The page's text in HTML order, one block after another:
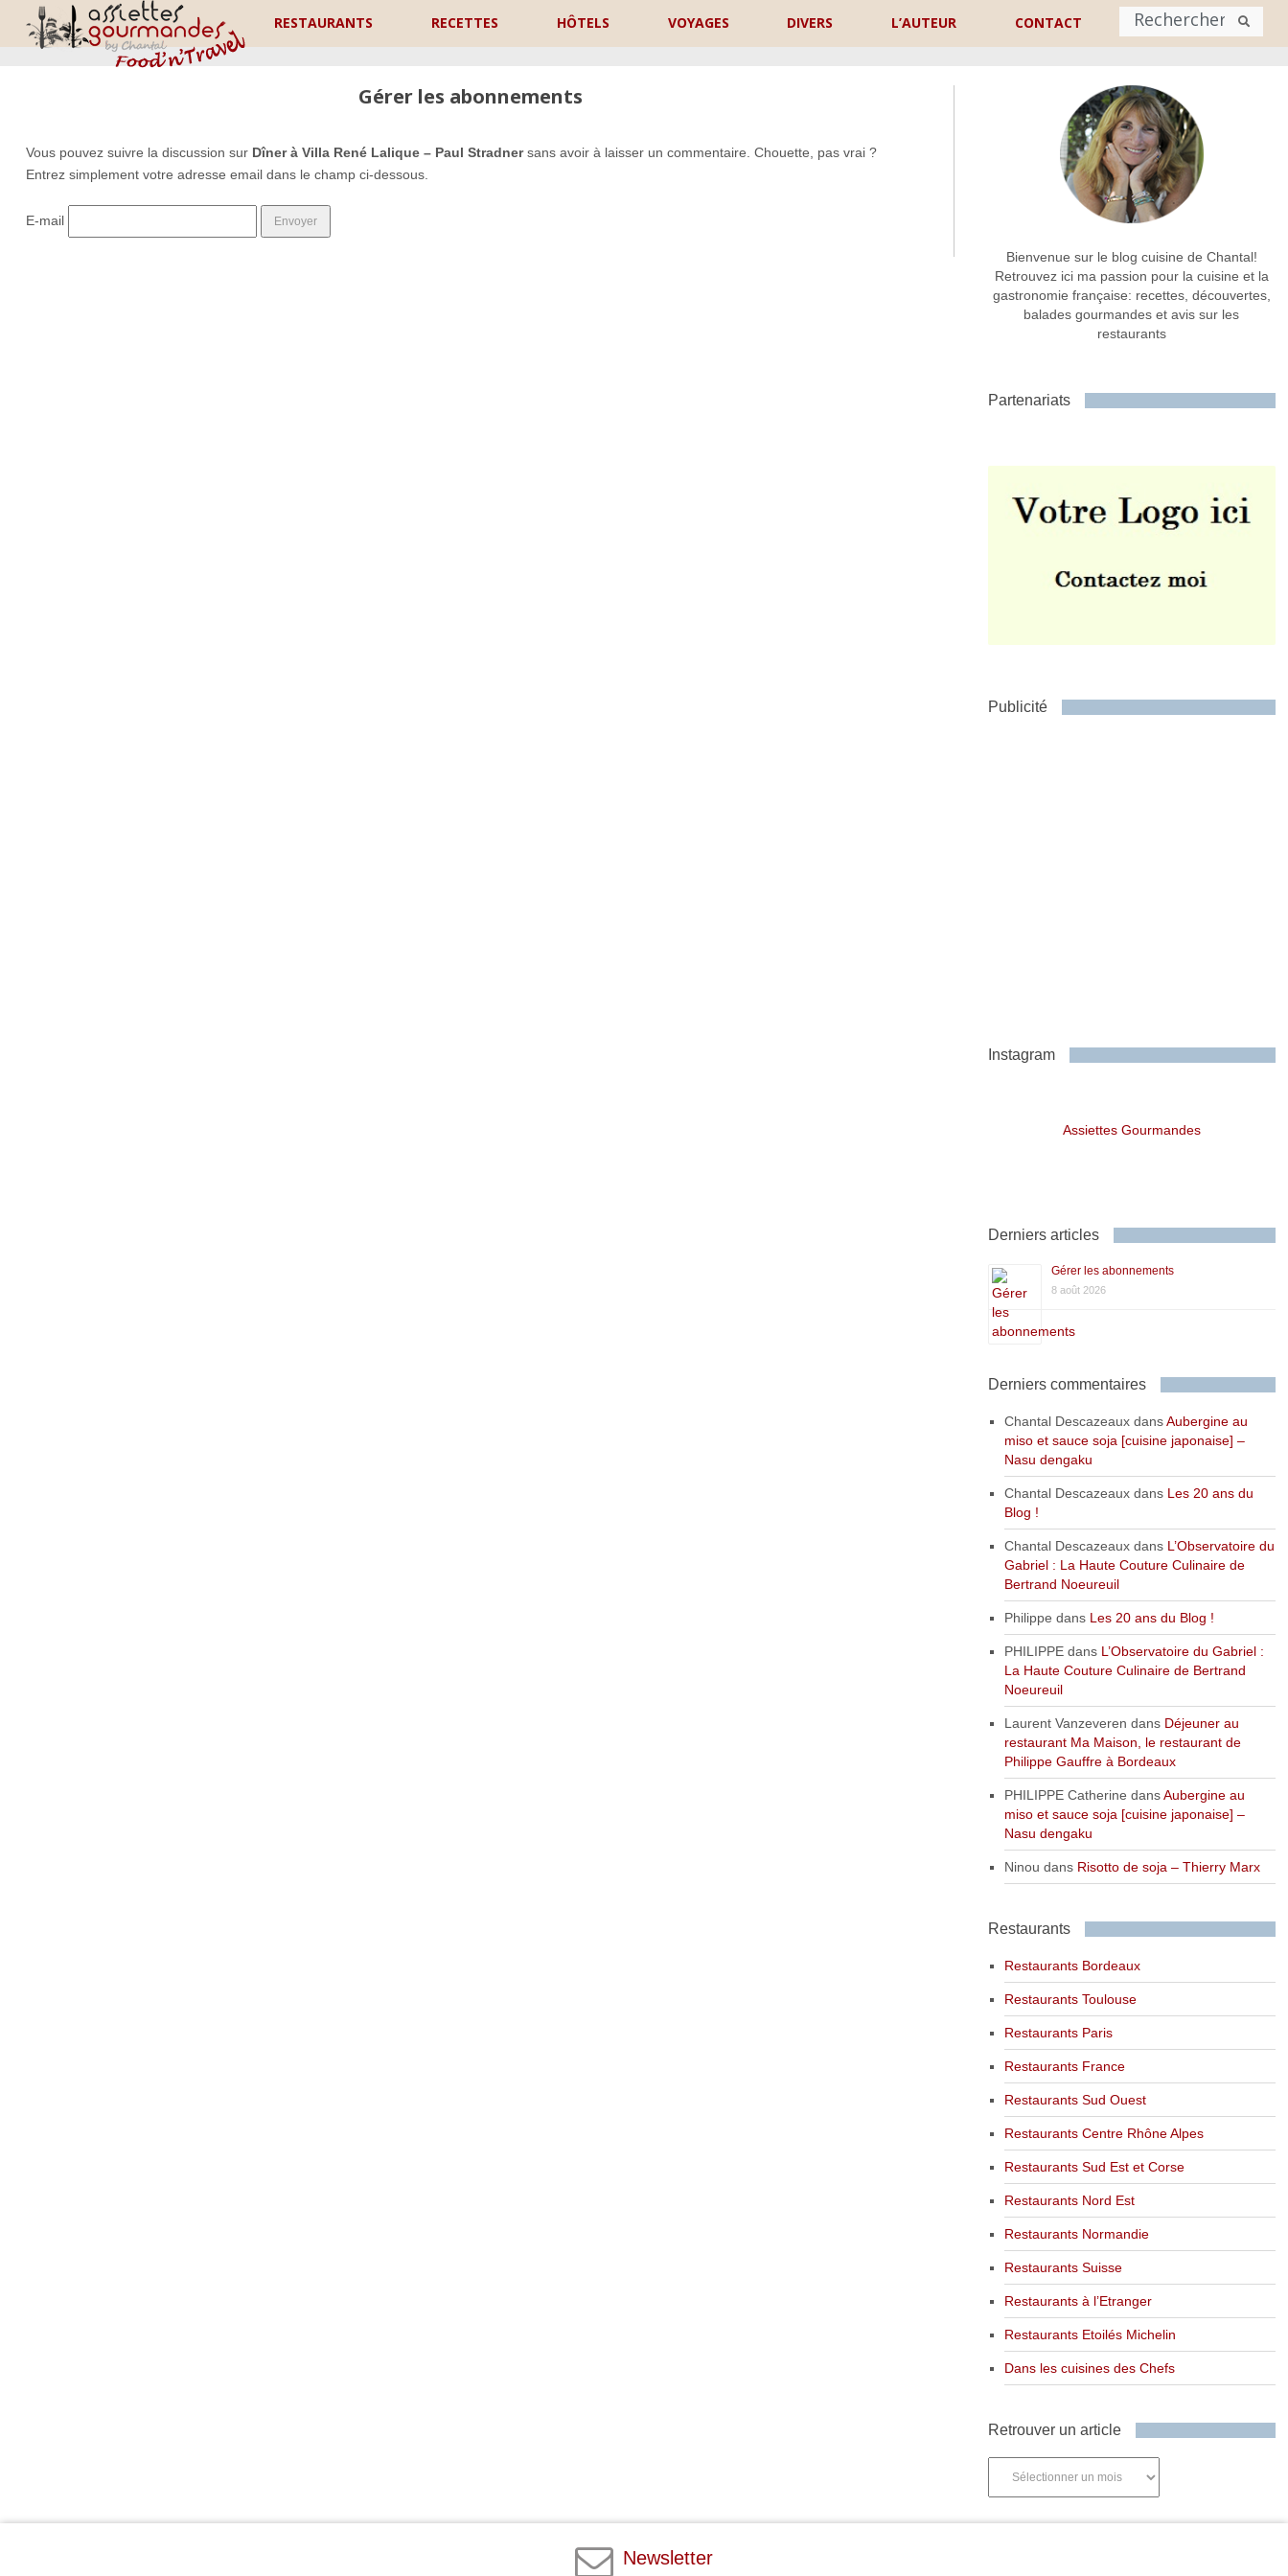
RESTAURANTS RECETTES HÔTELS VOYAGES DIVERS L’AUTEUR CONTACT
Nom
Commentaire ou message *
Gérer les abonnements
Vous pouvez suivre la discussion sur Dîner à Villa René Lalique – Paul Stradnersans avoir à laisser un commentaire. Chouette, pas vrai ?
Entrez simplement votre adresse email dans le champ ci-dessous.
E-mail
Bienvenue sur le blog cuisine de Chantal!
Retrouvez ici ma passion pour la cuisine et la
gastronomie française: recettes, découvertes,
balades gourmandes et avis sur les
restaurants
Partenariats
Publicité
Instagram
Assiettes Gourmandes
Derniers articles
Gérer les abonnements
8 août 2026
Derniers commentaires
Chantal DescazeauxdansAubergine au
miso et sauce soja [cuisine japonaise] –
Nasu dengaku
Chantal Descazeauxdans Les 20 ans du
Blog !
Chantal Descazeauxdans L’Observatoire du
Gabriel : La Haute Couture Culinaire de
Bertrand Noeureuil
Philippe dans Les 20 ans du Blog !
PHILIPPEdans L’Observatoire du Gabriel :
La Haute Couture Culinaire de Bertrand
Noeureuil
Laurent Vanzeveren dans Déjeuner au
restaurant Ma Maison, le restaurant de
Philippe Gauffre à Bordeaux
PHILIPPE Catherine dansAubergine au
miso et sauce soja [cuisine japonaise] –
Nasu dengaku
Ninou dans Risotto de soja – Thierry Marx
Restaurants
Restaurants Bordeaux
Restaurants Toulouse
Restaurants Paris
Restaurants France
Restaurants Sud Ouest
Restaurants Centre Rhône Alpes
Restaurants Sud Est et Corse
Restaurants Nord Est
Restaurants Normandie
Restaurants Suisse
Restaurants à l’Etranger
Restaurants Etoilés Michelin
Dans les cuisines des Chefs
Retrouver un article
Newsletter